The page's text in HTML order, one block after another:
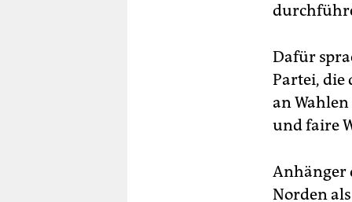
Dafür
Partei, die
an
und faire
Anhänger
Norden